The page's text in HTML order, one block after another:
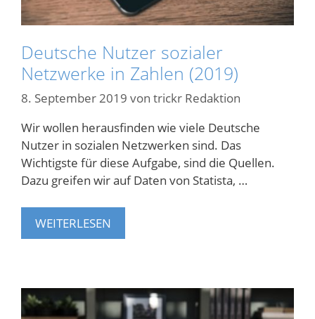
Deutsche Nutzer sozialer
Netzwerke in Zahlen (2019)
8. September 2019 von trickr Redaktion
Wir wollen herausfinden wie viele Deutsche
Nutzer in sozialen Netzwerken sind. Das
Wichtigste für diese Aufgabe, sind die Quellen.
Dazu greifen wir auf Daten von Statista, …
WEITERLESEN